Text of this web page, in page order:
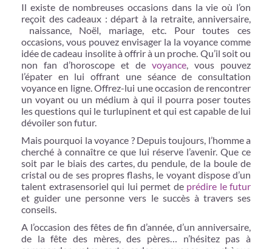
Il existe de nombreuses occasions dans la vie où l’on
reçoit des cadeaux : départ à la retraite, anniversaire,
naissance, Noël, mariage, etc. Pour toutes ces
occasions, vous pouvez envisager la la voyance comme
idée de cadeau insolite à offrir à un proche. Qu’il soit ou
non fan d’horoscope et de voyance , vous pouvez
l’épater en lui offrant une séance de consultation
voyance en ligne. Offrez-lui une occasion de rencontrer
un voyant ou un médium à qui il pourra poser toutes
les questions qui le turlupinent et qui est capable de lui
dévoiler son futur.
Mais pourquoi la voyance ? Depuis toujours, l’homme a
cherché à connaître ce que lui réserve l’avenir. Que ce
soit par le biais des cartes, du pendule, de la boule de
cristal ou de ses propres flashs, le voyant dispose d’un
talent extrasensoriel qui lui permet de prédire le futur
et guider une personne vers le succès à travers ses
conseils.
A l’occasion des fêtes de fin d’année, d’un anniversaire,
de la fête des mères, des pères… n’hésitez pas à